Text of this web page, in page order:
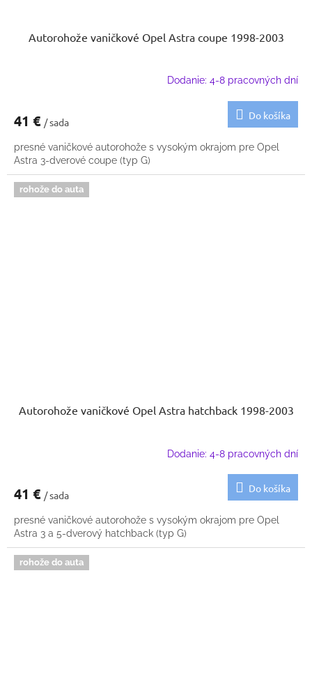
Autorohože vaničkové Opel Astra coupe 1998-2003
Dodanie: 4-8 pracovných dní
41 € / sada
Do košíka
presné vaničkové autorohože s vysokým okrajom pre Opel
Astra 3-dverové coupe (typ G)
rohože do auta
Autorohože vaničkové Opel Astra hatchback 1998-2003
Dodanie: 4-8 pracovných dní
41 € / sada
Do košíka
presné vaničkové autorohože s vysokým okrajom pre Opel
Astra 3 a 5-dverový hatchback (typ G)
rohože do auta